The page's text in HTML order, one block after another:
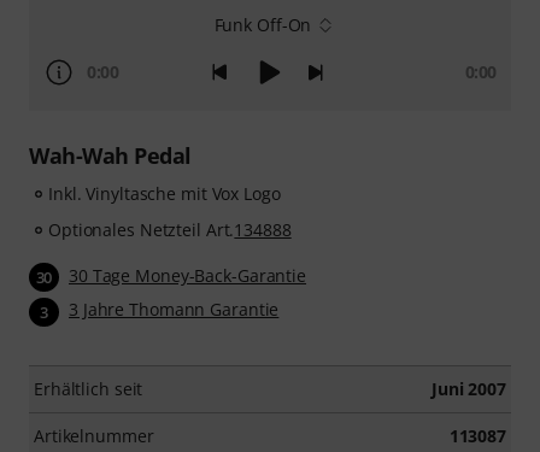
Funk Off-On
0:00 0:00
Wah-Wah Pedal
Inkl. Vinyltasche mit Vox Logo
Optionales Netzteil Art.134888
30 30 Tage Money-Back-Garantie
3 3 Jahre Thomann Garantie
Erhältlich seit Juni 2007
Artikelnummer 113087